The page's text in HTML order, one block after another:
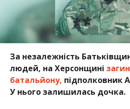
За незалежність
людей, на Херсонщині
батальйону, підполковник
У нього залишилась дочка.